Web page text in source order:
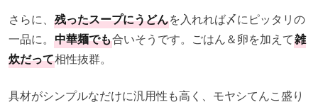
さらに、 残ったスープにうどんを入れれば〆にピッタリの
一品に。 中華麺でも合いそうです。ごはん＆卵を加えて雑
炊だって相性抜群。
具材がシンプルなだけに汎用性も高く、モヤシてんこ盛り